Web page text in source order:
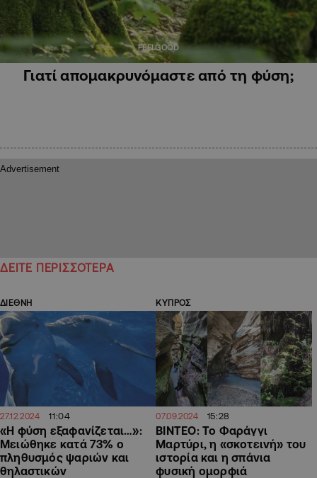
FEELGOOD
Γιατί απομακρυνόμαστε από τη φύση;
ΔΕΙΤΕ ΠΕΡΙΣΣΟΤΕΡΑ
ΔΙΕΘΝΗ
27.12.2024 11:04
«Η φύση εξαφανίζεται…»:
Μειώθηκε κατά 73% ο
πληθυσμός ψαριών και
θηλαστικών
ΚΥΠΡΟΣ
07.09.2024 15:28
ΒΙΝΤΕΟ: Το Φαράγγι
Μαρτύρι, η «σκοτεινή» του
ιστορία και η σπάνια
φυσική ομορφιά